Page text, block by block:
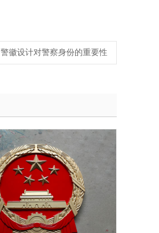
警徽设计对警察身份的重要性